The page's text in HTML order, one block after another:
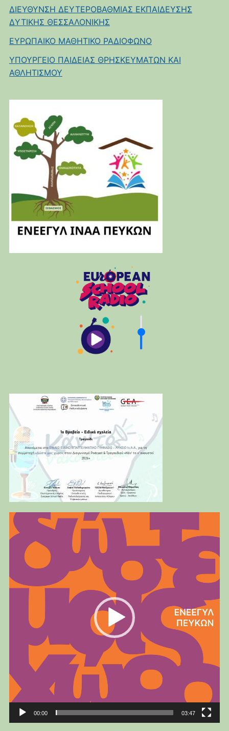
ΔΙΕΥΘΥΝΣΗ ΔΕΥΤΕΡΟΒΑΘΜΙΑΣ ΕΚΠΑΙΔΕΥΣΗΣ
ΔΥΤΙΚΗΣ ΘΕΣΣΑΛΟΝΙΚΗΣ
ΕΥΡΩΠΑΙΚΟ ΜΑΘΗΤΙΚΟ ΡΑΔΙΟΦΩΝΟ
ΥΠΟΥΡΓΕΙΟ ΠΑΙΔΕΙΑΣ ΘΡΗΣΚΕΥΜΑΤΩΝ ΚΑΙ
ΑΘΛΗΤΙΣΜΟΥ
Πρόγραμμα
Αναπαραγωγής
Βίντεο
00:00 03:47